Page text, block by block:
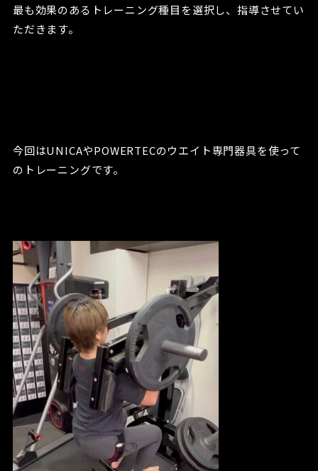
最も効果のあるトレーニング種目を選択し、指導させてい
ただきます。
今回はUNICAやPOWERTECのウエイト専門器具を使って
のトレーニングです。